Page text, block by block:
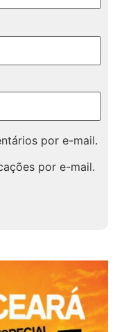
por e-mail.
por e-mail.